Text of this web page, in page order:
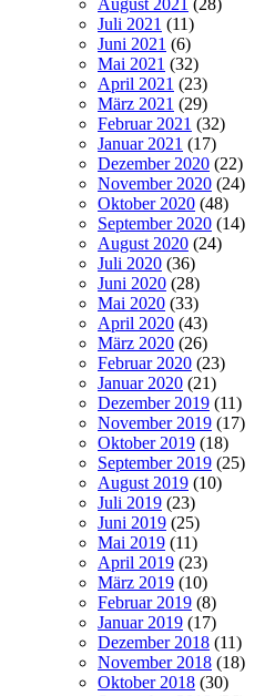
August 2021
(28)
Juli 2021 (11)
Juni 2021 (6)
Mai 2021 (32)
April 2021 (23)
März 2021 (29)
Februar 2021 (32)
Januar 2021 (17)
Dezember 2020 (22)
November 2020 (24)
Oktober 2020 (48)
September 2020 (14)
August 2020 (24)
Juli 2020 (36)
Juni 2020 (28)
Mai 2020 (33)
April 2020 (43)
März 2020 (26)
Februar 2020 (23)
Januar 2020 (21)
Dezember 2019 (11)
November 2019 (17)
Oktober 2019 (18)
September 2019 (25)
August 2019 (10)
Juli 2019 (23)
Juni 2019 (25)
Mai 2019 (11)
April 2019 (23)
März 2019 (10)
Februar 2019 (8)
Januar 2019 (17)
Dezember 2018 (11)
November 2018 (18)
Oktober 2018 (30)